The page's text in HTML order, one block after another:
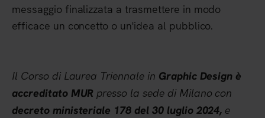
messaggio finalizzata a trasmettere in modo
efficace un concetto o un'idea al pubblico.
Il Corso di Laurea Triennale in Graphic Design è
accreditato MUR presso la sede di Milano con
decreto ministeriale 178 del 30 luglio 2024, e